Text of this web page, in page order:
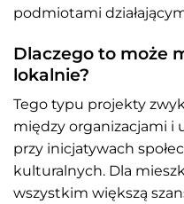
podmiotami
Dlaczego to może
lokalnie?
Tego typu projekty
między organizacjami i
przy inicjatywach
kulturalnych. Dla
wszystkim większą